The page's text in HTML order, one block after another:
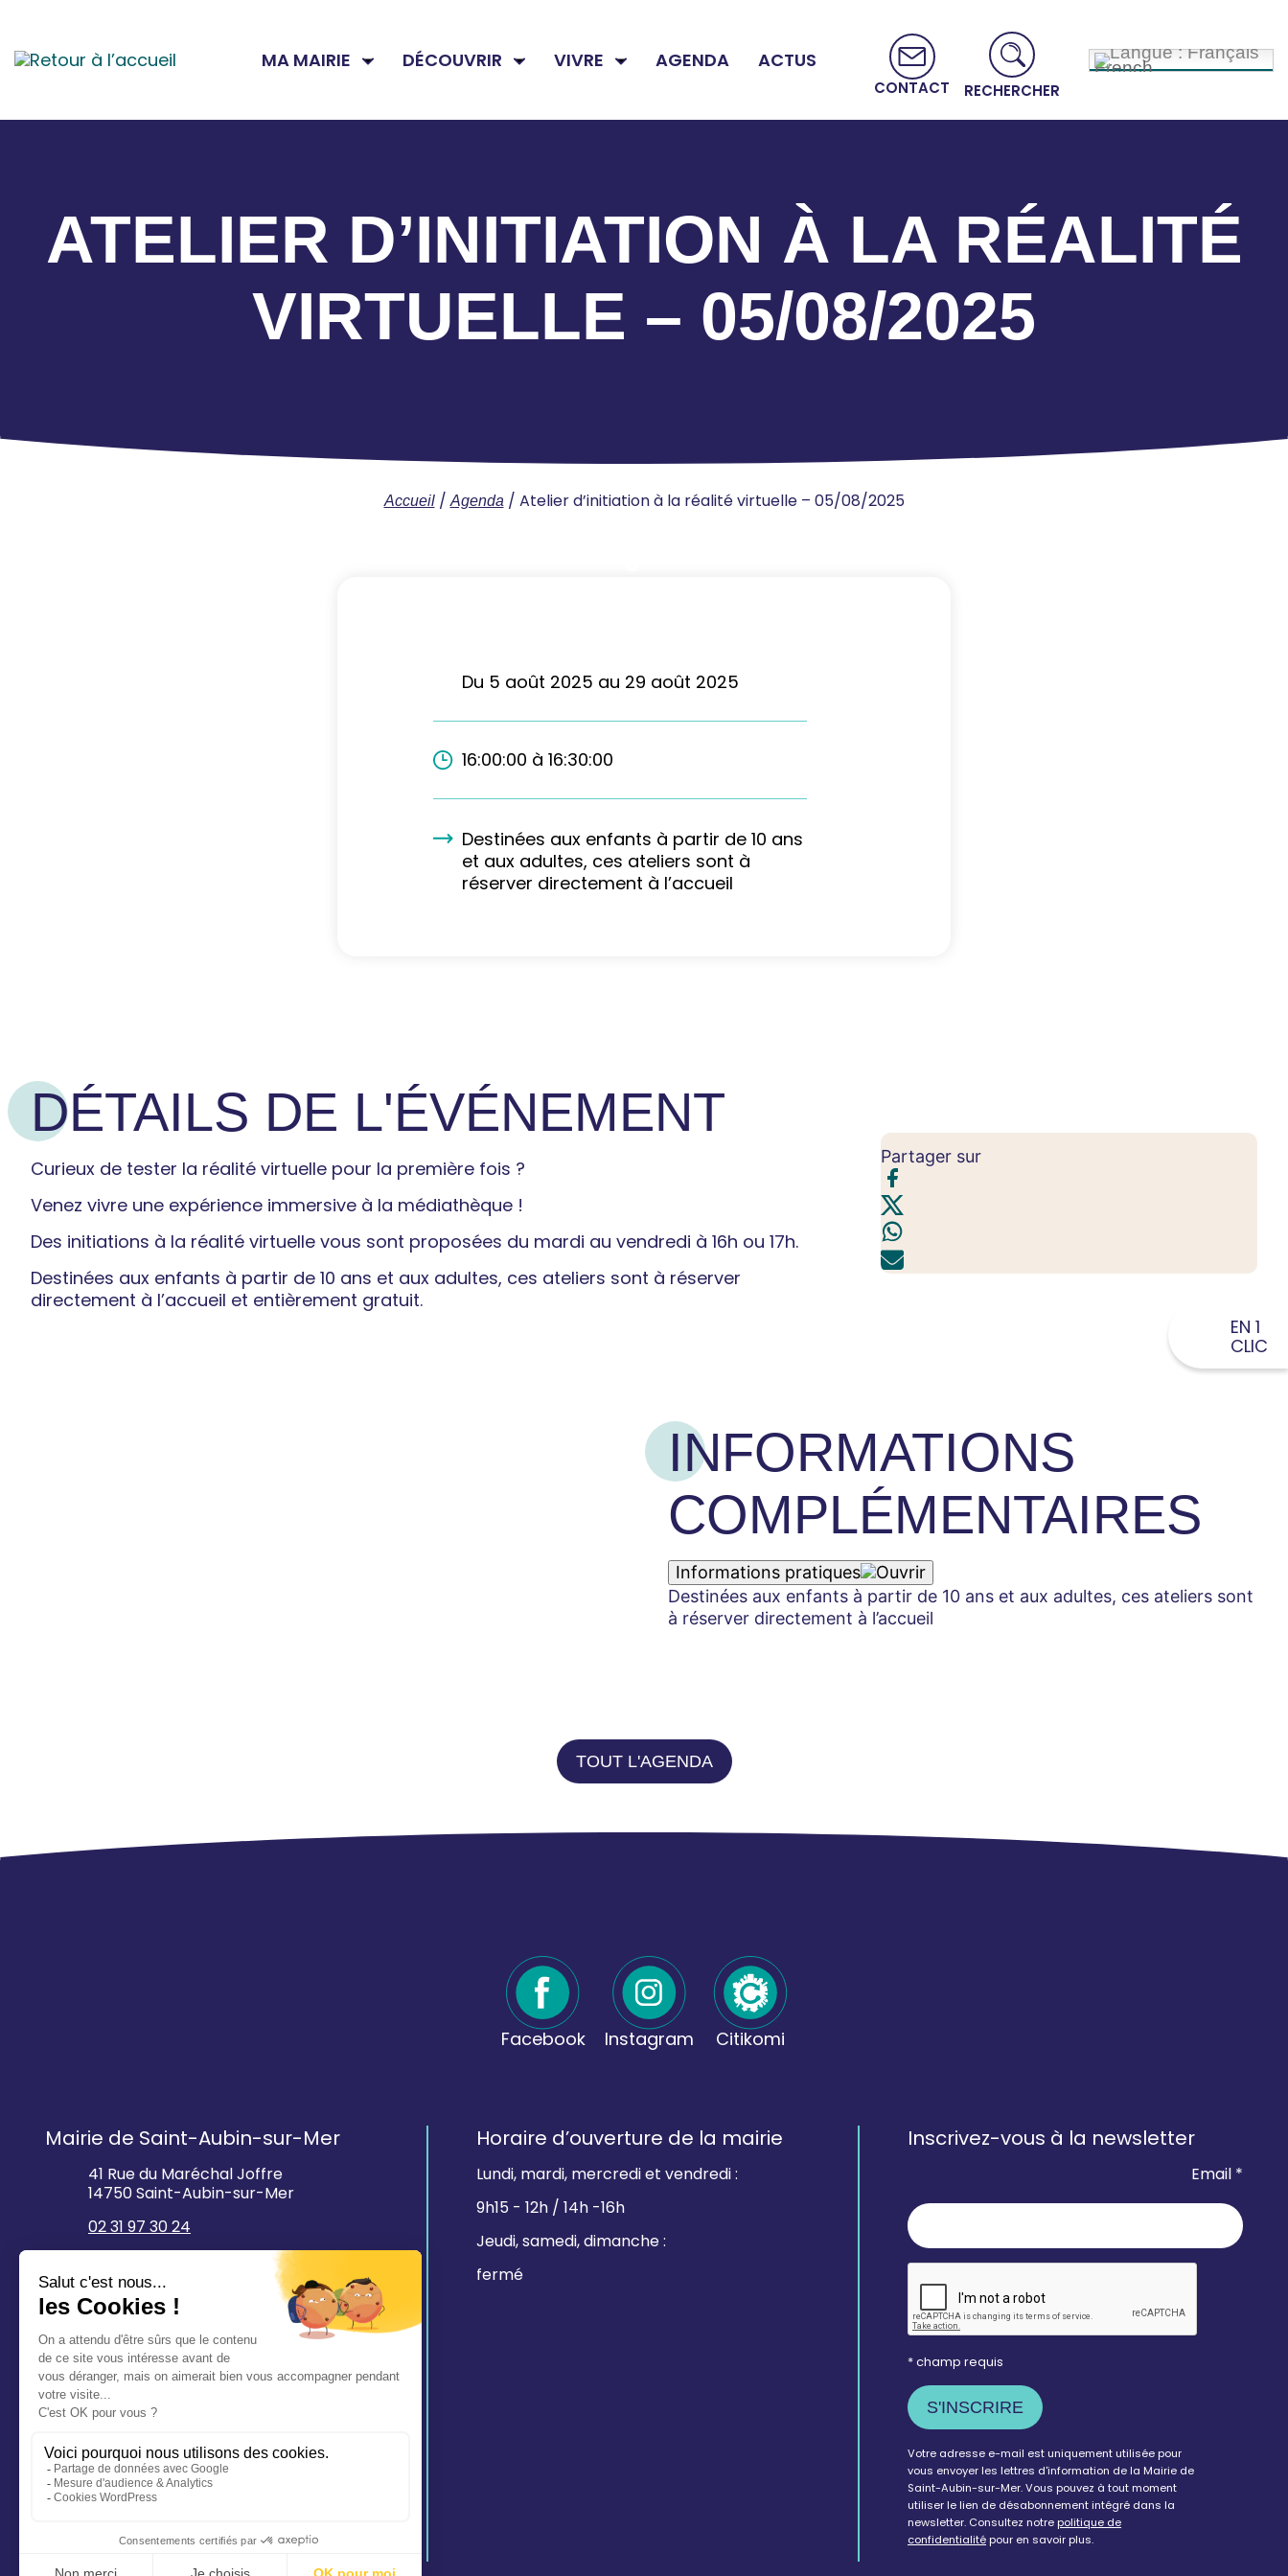
MA MAIRIE DÉCOUVRIR VIVRE AGENDA ACTUS
CONTACT RECHERCHER
French
ATELIER D’INITIATION À LA RÉALITÉ
VIRTUELLE – 05/08/2025
Accueil/Agenda/ Atelier d’initiation à la réalité virtuelle – 05/08/2025
Du 5 août 2025 au 29 août 2025
16:00:00 à 16:30:00
Destinées aux enfants à partir de 10 ans
et aux adultes, ces ateliers sont à
réserver directement à l’accueil
DÉTAILS DE L'ÉVÉNEMENT
Curieux de tester la réalité virtuelle pour la première fois ?
Venez vivre une expérience immersive à la médiathèque !
Des initiations à la réalité virtuelle vous sont proposées du mardi au vendredi à 16h ou 17h.
Destinées aux enfants à partir de 10 ans et aux adultes, ces ateliers sont à réserver
directement à l’accueil et entièrement gratuit.
Partager sur
INFORMATIONS
COMPLÉMENTAIRES
Informations pratiques
Destinées aux enfants à partir de 10 ans et aux adultes, ces ateliers sont
à réserver directement à l’accueil
TOUT L'AGENDA
Facebook Instagram Citikomi
Mairie de Saint-Aubin-sur-Mer
41 Rue du Maréchal Joffre
14750 Saint-Aubin-sur-Mer
02 31 97 30 24
mairie@saintaubinsurmer.fr
Horaire d’ouverture de la mairie
Lundi, mardi, mercredi et vendredi :
9h15 - 12h / 14h -16h
Jeudi, samedi, dimanche :
fermé
Inscrivez-vous à la newsletter
Email *
* champ requis
Votre adresse e-mail est uniquement utilisée pour
vous envoyer les lettres d'information de la Mairie de
Saint-Aubin-sur-Mer. Vous pouvez à tout moment
utiliser le lien de désabonnement intégré dans la
newsletter. Consultez notrepolitique de
confidentialitépour en savoir plus.
EN 1
CLIC